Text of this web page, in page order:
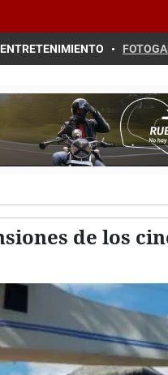
ENTRETENIMIENTO
de los